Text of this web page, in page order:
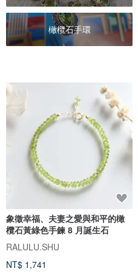
橄欖石手環
象徵幸福、夫妻之愛與和平的橄
欖石黃綠色手鍊 8 月誕生石
RALULU.SHU
NT$ 1,741